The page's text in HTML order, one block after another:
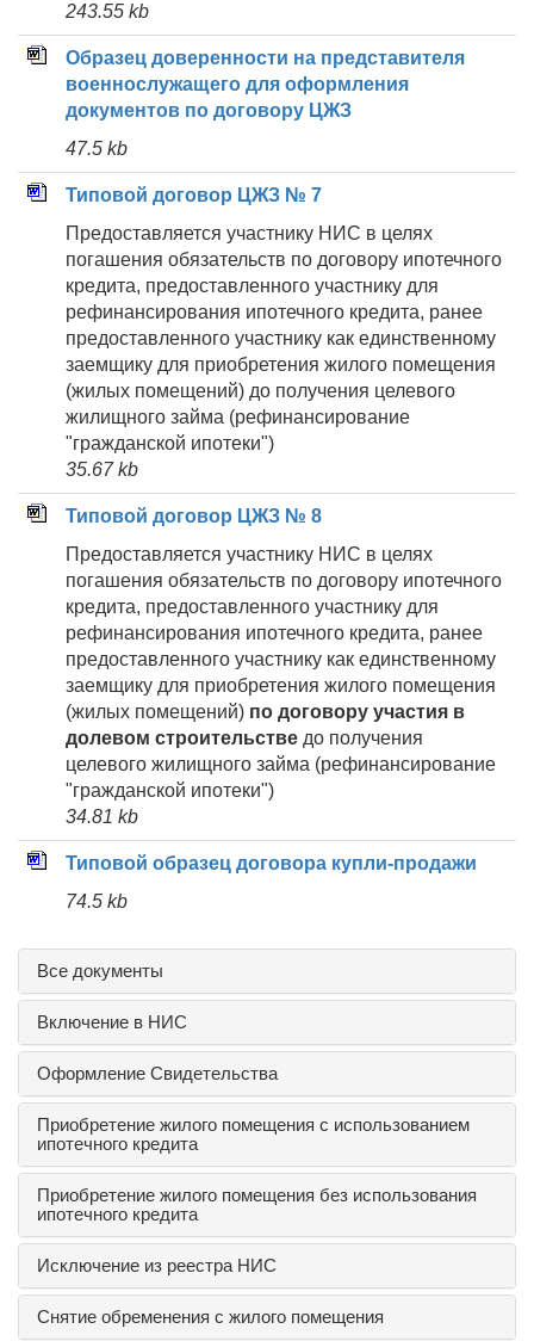
243.55 kb
Образец доверенности на представителя
военнослужащего для оформления
документов по договору ЦЖЗ
47.5 kb
Типовой договор ЦЖЗ № 7
Предоставляется участнику НИС в целях
погашения обязательств по договору ипотечного
кредита, предоставленного участнику для
рефинансирования ипотечного кредита, ранее
предоставленного участнику как единственному
заемщику для приобретения жилого помещения
(жилых помещений) до получения целевого
жилищного займа (рефинансирование
"гражданской ипотеки")
35.67 kb
Типовой договор ЦЖЗ № 8
Предоставляется участнику НИС в целях
погашения обязательств по договору ипотечного
кредита, предоставленного участнику для
рефинансирования ипотечного кредита, ранее
предоставленного участнику как единственному
заемщику для приобретения жилого помещения
(жилых помещений) по договору участия в
долевом строительстве до получения
целевого жилищного займа (рефинансирование
"гражданской ипотеки")
34.81 kb
Типовой образец договора купли-продажи
74.5 kb
Все документы
Включение в НИС
Оформление Свидетельства
Приобретение жилого помещения с использованием
ипотечного кредита
Приобретение жилого помещения без использования
ипотечного кредита
Исключение из реестра НИС
Снятие обременения с жилого помещения